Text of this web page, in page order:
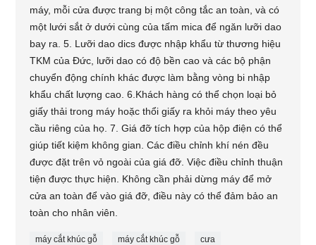
máy, mỗi cửa được trang bị một công tắc an toàn, và có
một lưới sắt ở dưới cùng của tấm mica để ngăn lưỡi dao
bay ra. 5. Lưỡi dao dics được nhập khẩu từ thương hiệu
TKM của Đức, lưỡi dao có độ bền cao và các bộ phận
chuyển động chính khác được làm bằng vòng bi nhập
khẩu chất lượng cao. 6.Khách hàng có thể chọn loại bỏ
giấy thải trong máy hoặc thổi giấy ra khỏi máy theo yêu
cầu riêng của họ. 7. Giá đỡ tích hợp của hộp điện có thể
giúp tiết kiệm không gian. Các điều chỉnh khí nén đều
được đặt trên vỏ ngoài của giá đỡ. Việc điều chỉnh thuận
tiện được thực hiện. Không cần phải dừng máy để mở
cửa an toàn để vào giá đỡ, điều này có thể đảm bảo an
toàn cho nhân viên.
máy cắt khúc gỗ máy cắt khúc gỗ cưa